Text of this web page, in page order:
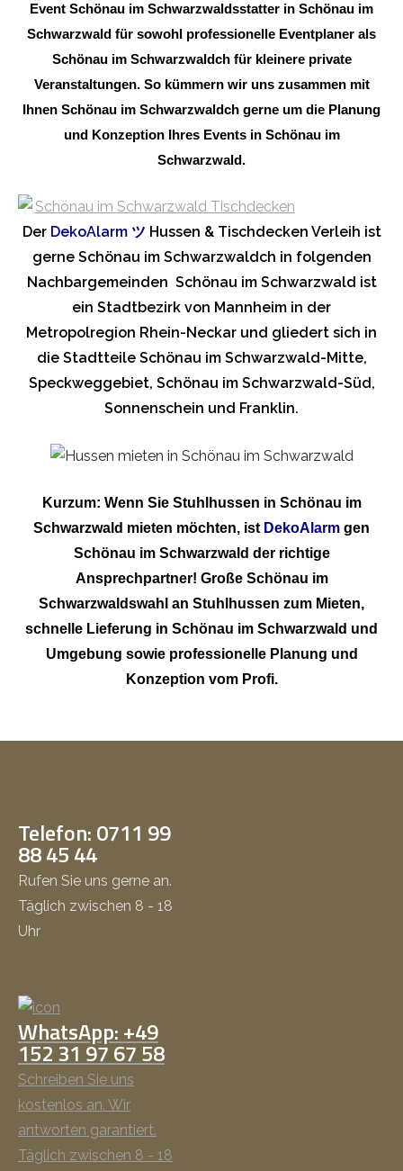
Event Schönau im Schwarzwaldsstatter in Schönau im
Schwarzwald für sowohl professionelle Eventplaner als
Schönau im Schwarzwaldch für kleinere private
Veranstaltungen. So kümmern wir uns zusammen mit
Ihnen Schönau im Schwarzwaldch gerne um die Planung
und Konzeption Ihres Events in Schönau im
Schwarzwald.
Der DekoAlarm ツ Hussen & Tischdecken Verleih ist
gerne Schönau im Schwarzwaldch in folgenden
Nachbargemeinden Schönau im Schwarzwald ist
ein Stadtbezirk von Mannheim in der
Metropolregion Rhein-Neckar und gliedert sich in
die Stadtteile Schönau im Schwarzwald-Mitte,
Speckweggebiet, Schönau im Schwarzwald-Süd,
Sonnenschein und Franklin.
Kurzum: Wenn Sie Stuhlhussen in Schönau im
Schwarzwald mieten möchten, ist DekoAlarm gen
Schönau im Schwarzwald der richtige
Ansprechpartner! Große Schönau im
Schwarzwaldswahl an Stuhlhussen zum Mieten,
schnelle Lieferung in Schönau im Schwarzwald und
Umgebung sowie professionelle Planung und
Konzeption vom Profi.
Telefon: 0711 99
88 45 44
Rufen Sie uns gerne an.
Täglich zwischen 8 - 18
Uhr
WhatsApp: +49
152 31 97 67 58
Schreiben Sie uns
kostenlos an. Wir
antworten garantiert.
Täglich zwischen 8 - 18